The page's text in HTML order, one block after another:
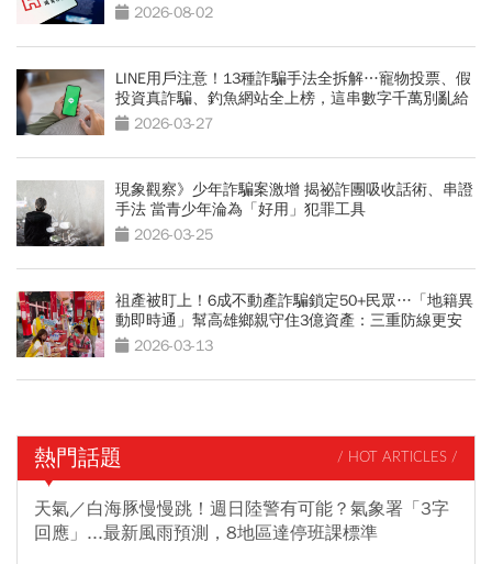
2026-08-02
LINE用戶注意！13種詐騙手法全拆解…寵物投票、假
投資真詐騙、釣魚網站全上榜，這串數字千萬別亂給
2026-03-27
現象觀察》少年詐騙案激增 揭祕詐團吸收話術、串證
手法 當青少年淪為「好用」犯罪工具
2026-03-25
祖產被盯上！6成不動產詐騙鎖定50+民眾…「地籍異
動即時通」幫高雄鄉親守住3億資產：三重防線更安
全 2026-03-13
熱門話題 / HOT ARTICLES /
天氣／白海豚慢慢跳！週日陸警有可能？氣象署「3字
回應」...最新風雨預測，8地區達停班課標準